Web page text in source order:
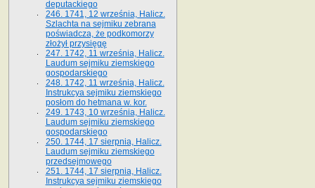
deputackiego
246. 1741, 12 września, Halicz.
Szlachta na sejmiku zebrana
poświadcza, że podkomorzy
złożył przysięgę
247. 1742, 11 września, Halicz.
Laudum sejmiku ziemskiego
gospodarskiego
248. 1742, 11 września, Halicz.
Instrukcya sejmiku ziemskiego
posłom do hetmana w. kor.
249. 1743, 10 września, Halicz.
Laudum sejmiku ziemskiego
gospodarskiego
250. 1744, 17 sierpnia, Halicz.
Laudum sejmiku ziemskiego
przedsejmowego
251. 1744, 17 sierpnia, Halicz.
Instrukcya sejmiku ziemskiego